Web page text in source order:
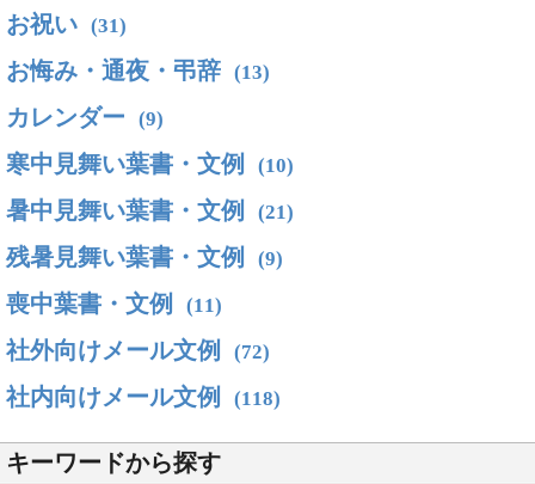
お祝い (31)
お悔み・通夜・弔辞 (13)
カレンダー (9)
寒中見舞い葉書・文例 (10)
暑中見舞い葉書・文例 (21)
残暑見舞い葉書・文例 (9)
喪中葉書・文例 (11)
社外向けメール文例 (72)
社内向けメール文例 (118)
キーワードから探す